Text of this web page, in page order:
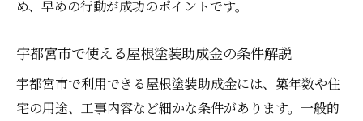
め、早めの行動が成功のポイントです。
宇都宮市で使える屋根塗装助成金の条件解説
宇都宮市で利用できる屋根塗装助成金には、築年数や住
宅の用途、工事内容など細かな条件があります。一般的